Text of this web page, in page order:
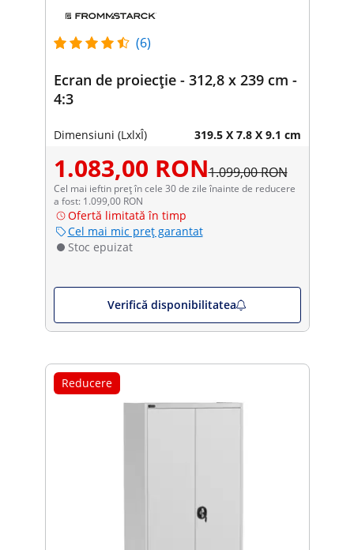
(6)
Ecran de proiecție - 312,8 x 239 cm -
4:3
Dimensiuni (LxlxÎ) 319.5 X 7.8 X 9.1 cm
1.083,00 RON1.099,00 RON
Cel mai ieftin preț în cele 30 de zile înainte de reducere
a fost: 1.099,00 RON
Ofertă limitată în timp
Cel mai mic preț garantat
Stoc epuizat
Verifică disponibilitatea
Reducere